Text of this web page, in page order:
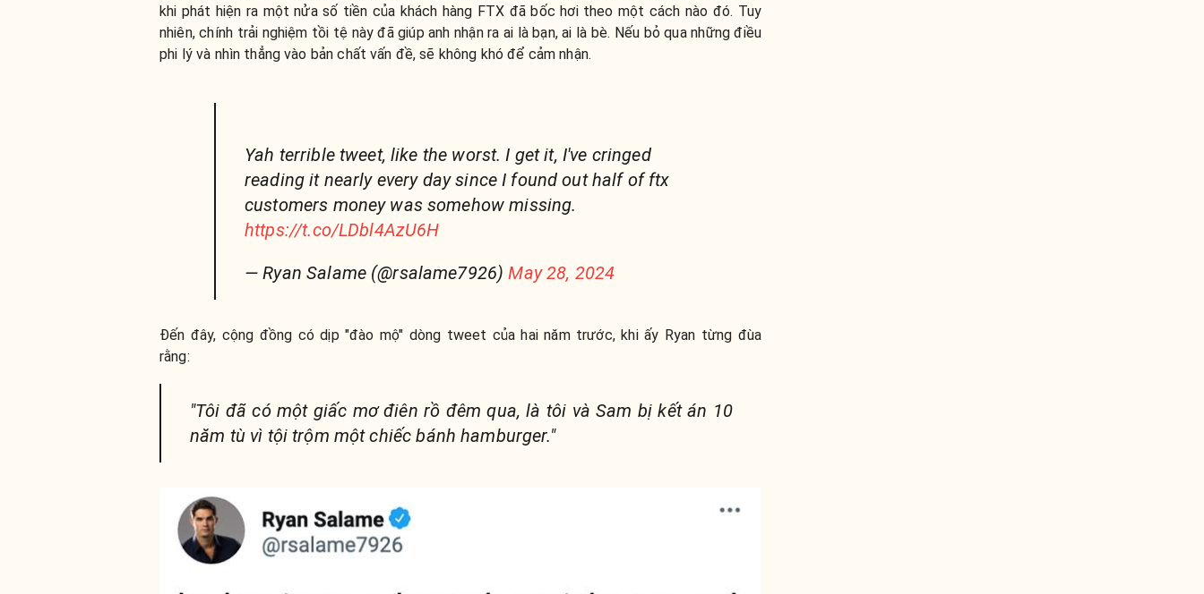
khi phát hiện ra một nửa số tiền của khách hàng FTX đã bốc hơi theo một cách nào đó. Tuy
nhiên, chính trải nghiệm tồi tệ này đã giúp anh nhận ra ai là bạn, ai là bè. Nếu bỏ qua những điều
phi lý và nhìn thẳng vào bản chất vấn đề, sẽ không khó để cảm nhận.
Yah terrible tweet, like the worst. I get it, I've cringed
reading it nearly every day since I found out half of ftx
customers money was somehow missing.
https://t.co/LDbl4AzU6H
— Ryan Salame (@rsalame7926)May 28, 2024
Đến đây, cộng đồng có dịp "đào mộ" dòng tweet của hai năm trước,khi ấy Ryan từng đùa
rằng:
"Tôi đã có một giấc mơ điên rồ đêm qua, là tôi và Sam bị kết án 10
năm tù vì tội trộm một chiếc bánh hamburger."